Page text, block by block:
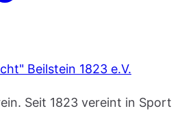
Beilstein 1823 e.V.
Seit 1823 vereint in Sport